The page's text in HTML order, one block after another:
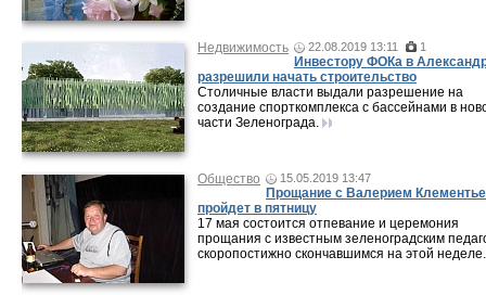
Недвижимость 22.08.2019 13:11 1
Инвестору ФОКа в
разрешили начать строительство
Столичные власти выдали разрешение на
создание спорткомплекса с бассейнами в
части Зеленограда.
Общество 15.05.2019 13:47
Прощание с Валерием
пройдет в пятницу
17 мая состоится отпевание и церемония
прощания с известным зеленоградским
скоропостижно скончавшимся на этой неделе.